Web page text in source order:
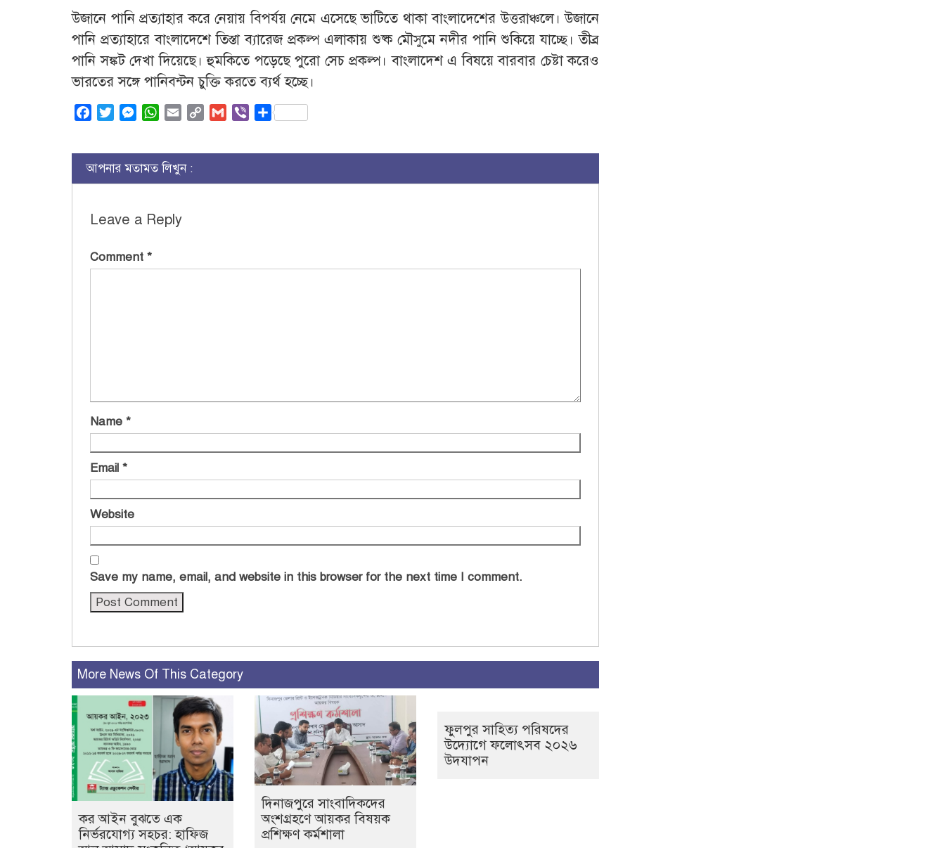
উজানে পানি প্রত্যাহার করে নেয়ায় বিপর্যয় নেমে এসেছে ভাটিতে থাকা বাংলাদেশের উত্তরাঞ্চলে। উজানে
পানি প্রত্যাহারে বাংলাদেশে তিস্তা ব্যারেজ প্রকল্প এলাকায় শুষ্ক মৌসুমে নদীর পানি শুকিয়ে যাচ্ছে। তীব্র
পানি সঙ্কট দেখা দিয়েছে। হুমকিতে পড়েছে পুরো সেচ প্রকল্প। বাংলাদেশ এ বিষয়ে বারবার চেষ্টা করেও
ভারতের সঙ্গে পানিবন্টন চুক্তি করতে ব্যর্থ হচ্ছে।
FacebookTwitterMessenger
WhatsApp
Email
Copy
Gmail ViberShare
আপনার মতামত লিখুন :
Leave a Reply
Comment *
Name *
Email *
Website
Save my name, email, and website in this browser for the next time I comment.
More News Of This Category
কর আইন বুঝতে এক
নির্ভরযোগ্য সহচর: হাফিজ
দিনাজপুরে সাংবাদিকদের
অংশগ্রহণে আয়কর বিষয়ক
প্রশিক্ষণ কর্মশালা
ফুলপুর সাহিত্য পরিষদের
উদ্যোগে ফলোৎসব ২০২৬
উদযাপন